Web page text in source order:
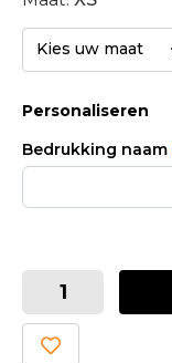
Kies uw maat
Personaliseren
Bedrukking naam